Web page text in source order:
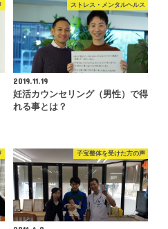
ストレス・メンタルヘルス
2019.11.19
妊活カウンセリング（男性）で得
れる事とは？
子宝整体を受けた方の声